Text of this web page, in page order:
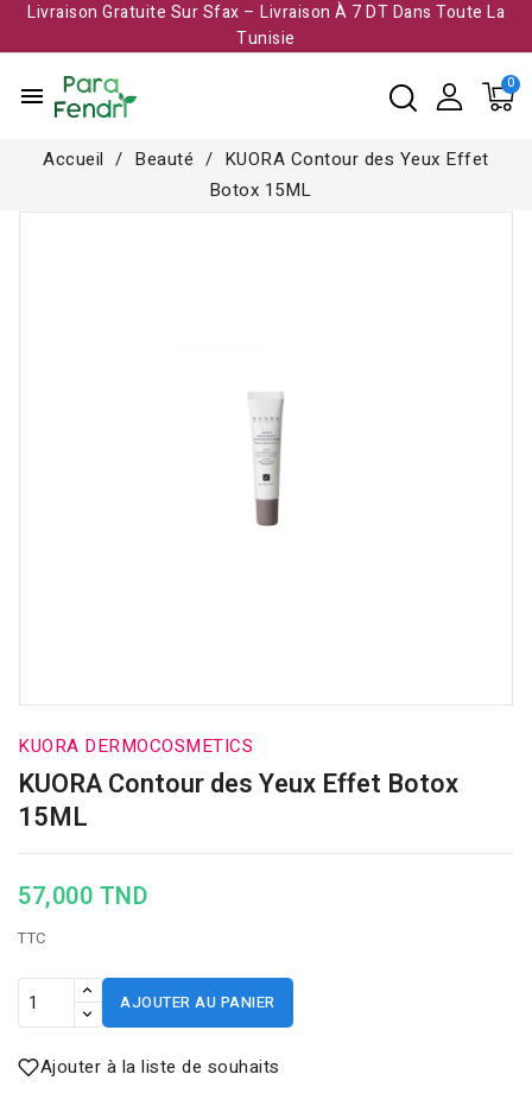
Livraison Gratuite Sur Sfax – Livraison À 7 DT Dans Toute La
Tunisie​
menu
Accueil Beauté
KUORA Contour des Yeux Effet
Botox 15ML
KUORA DERMOCOSMETICS
KUORA Contour des Yeux Effet Botox
15ML
57,000 TND
TTC
AJOUTER AU PANIER
Ajouter à la liste de souhaits